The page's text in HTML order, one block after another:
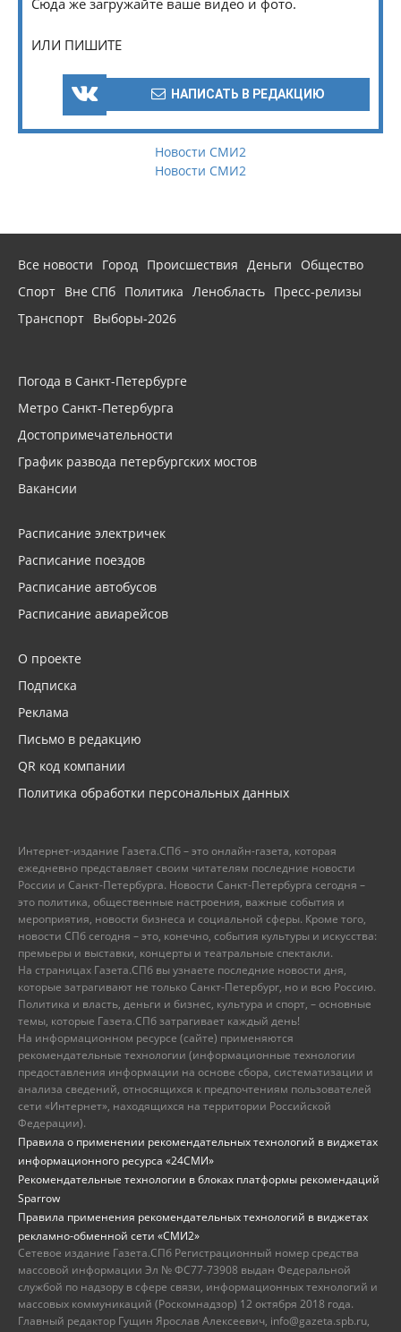
ИЛИ ПИШИТЕ
НАПИСАТЬ В РЕДАКЦИЮ
Новости СМИ2
Новости СМИ2
Все новости Город Происшествия Деньги
Общество
Спорт Вне СПб Политика Ленобласть Пресс-релизы
Транспорт Выборы-2026
Погода в Санкт-Петербурге
Метро Санкт-Петербурга
Достопримечательности
График развода петербургских мостов
Вакансии
Расписание электричек
Расписание поездов
Расписание автобусов
Расписание авиарейсов
О проекте
Подписка
Реклама
Письмо в редакцию
QR код компании
Политика обработки персональных данных
Интернет-издание Газета.СПб – это онлайн-газета, которая
ежедневно представляет своим читателям последние новости
России и Санкт-Петербурга. Новости Санкт-Петербурга сегодня –
это политика, общественные настроения, важные события и
мероприятия, новости бизнеса и социальной сферы. Кроме того,
новости СПб сегодня – это, конечно, события культуры и искусства:
премьеры и выставки, концерты и театральные спектакли.
На страницах Газета.СПб вы узнаете последние новости дня,
которые затрагивают не только Санкт-Петербург, но и всю Россию.
Политика и власть, деньги и бизнес, культура и спорт, – основные
темы, которые Газета.СПб затрагивает каждый день!
На информационном ресурсе (сайте) применяются
рекомендательные технологии (информационные технологии
предоставления информации на основе сбора, систематизации и
анализа сведений, относящихся к предпочтениям пользователей
сети «Интернет», находящихся на территории Российской
Федерации).
Правила о применении рекомендательных технологий в виджетах
информационного ресурса «24СМИ»
Рекомендательные технологии в блоках платформы рекомендаций
Sparrow
Правила применения рекомендательных технологий в виджетах
рекламно-обменной сети «СМИ2»
Сетевое издание Газета.СПб Регистрационный номер средства
массовой информации Эл № ФС77-73908 выдан Федеральной
службой по надзору в сфере связи, информационных технологий и
массовых коммуникаций (Роскомнадзор) 12 октября 2018 года.
Главный редактор Гущин Ярослав Алексеевич, info@gazeta.spb.ru,